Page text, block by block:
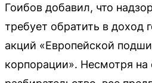
Гоибов добавил, что
требует обратить в доход
акций «Европейской
корпорации». Несмотря на